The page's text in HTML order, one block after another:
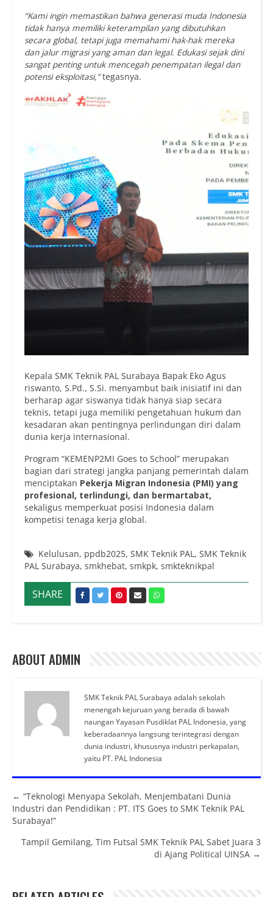
“Kami ingin memastikan bahwa generasi muda Indonesia
tidak hanya memiliki keterampilan yang dibutuhkan
secara global, tetapi juga memahami hak-hak mereka
dan jalur migrasi yang aman dan legal. Edukasi sejak dini
sangat penting untuk mencegah penempatan ilegal dan
potensi eksploitasi,”tegasnya.
Kepala SMK Teknik PAL Surabaya Bapak Eko Agus
riswanto, S.Pd., S.Si. menyambut baik inisiatif ini dan
berharap agar siswanya tidak hanya siap secara
teknis, tetapi juga memiliki pengetahuan hukum dan
kesadaran akan pentingnya perlindungan diri dalam
dunia kerja internasional.
Program “KEMENP2MI Goes to School” merupakan
bagian dari strategi jangka panjang pemerintah dalam
menciptakan Pekerja Migran Indonesia (PMI) yang
profesional, terlindungi, dan bermartabat,
sekaligus memperkuat posisi Indonesia dalam
kompetisi tenaga kerja global.
Kelulusan, ppdb2025, SMK Teknik PAL, SMK Teknik
PAL Surabaya, smkhebat, smkpk, smkteknikpal
SHARE
ABOUT ADMIN
SMK Teknik PAL Surabaya adalah sekolah
menengah kejuruan yang berada di bawah
naungan Yayasan Pusdiklat PAL Indonesia, yang
keberadaannya langsung terintegrasi dengan
dunia industri, khususnya industri perkapalan,
yaitu PT. PAL Indonesia
Posts navigation
← “Teknologi Menyapa Sekolah, Menjembatani Dunia
Industri dan Pendidikan : PT. ITS Goes to SMK Teknik PAL
Surabaya!”
Tampil Gemilang, Tim Futsal SMK Teknik PAL Sabet Juara 3
di Ajang Political UINSA →